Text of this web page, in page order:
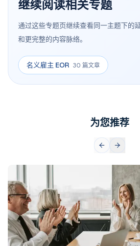
继续阅读相关专题
通过这些专题页继续查看同一主题下的
和更完整的内容脉络。
名义雇主 EOR 30 篇文章
为您推荐